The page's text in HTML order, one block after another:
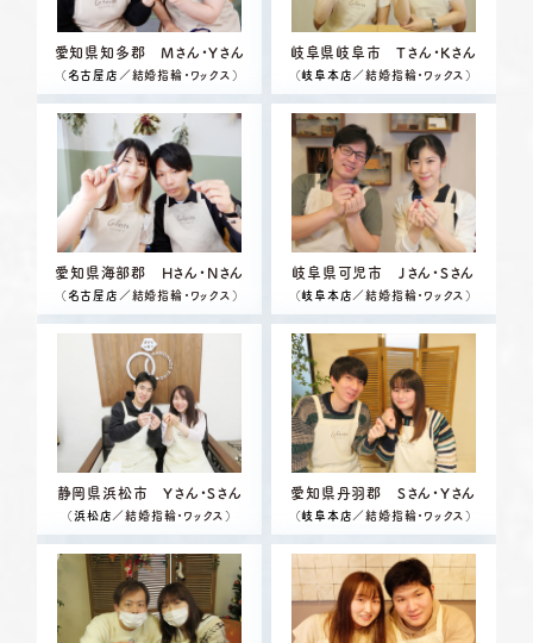
愛知県知多郡 Mさん・Yさん
（ 名古屋店 ／結婚指輪・ワックス）
岐阜県岐阜市 Tさん・Kさん
（岐阜本店 ／結婚指輪・ワックス）
愛知県海部郡 Hさん・Nさん
（ 名古屋店 ／結婚指輪・ワックス）
岐阜県可児市 Jさん・Sさん
（岐阜本店 ／結婚指輪・ワックス）
静岡県浜松市 Yさん・Sさん
（浜松店 ／結婚指輪・ワックス）
愛知県丹羽郡 Sさん・Yさん
（岐阜本店 ／結婚指輪・ワックス）